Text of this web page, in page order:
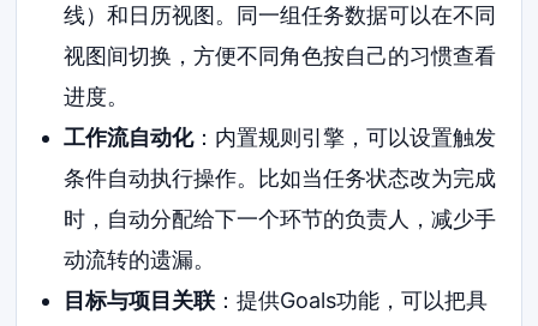
线）和日历视图。同一组任务数据可以在不同
视图间切换，方便不同角色按自己的习惯查看
进度。
工作流自动化：内置规则引擎，可以设置触发
条件自动执行操作。比如当任务状态改为完成
时，自动分配给下一个环节的负责人，减少手
动流转的遗漏。
目标与项目关联：提供Goals功能，可以把具